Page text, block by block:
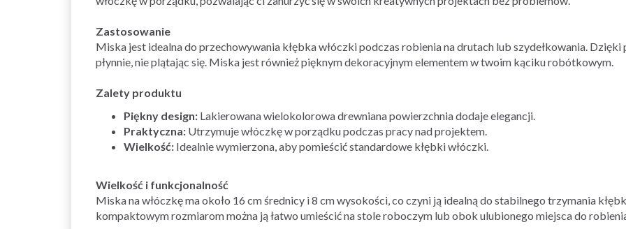
Zastosowanie
Miska jest idealna do przechowywania kłębka włóczki podczas robienia na drutach lub szydełkowania.
płynnie, nie plątając się. Miska jest również pięknym dekoracyjnym elementem w twoim kąciku robótkowym.
Zalety produktu
Piękny design: Lakierowana wielokolorowa drewniana powierzchnia dodaje elegancji.
Praktyczna: Utrzymuje włóczkę w porządku podczas pracy nad projektem.
Wielkość: Idealnie wymierzona, aby pomieścić standardowe kłębki włóczki.
Wielkość i funkcjonalność
Miska na włóczkę ma około 16 cm średnicy i 8 cm wysokości, co czyni ją idealną do stabilnego trzymania
kompaktowym rozmiarom można ją łatwo umieścić na stole roboczym lub obok ulubionego miejsca do